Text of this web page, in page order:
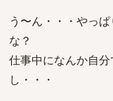
う〜ん・・・やっ
な？
仕事中になんか自
し・・・